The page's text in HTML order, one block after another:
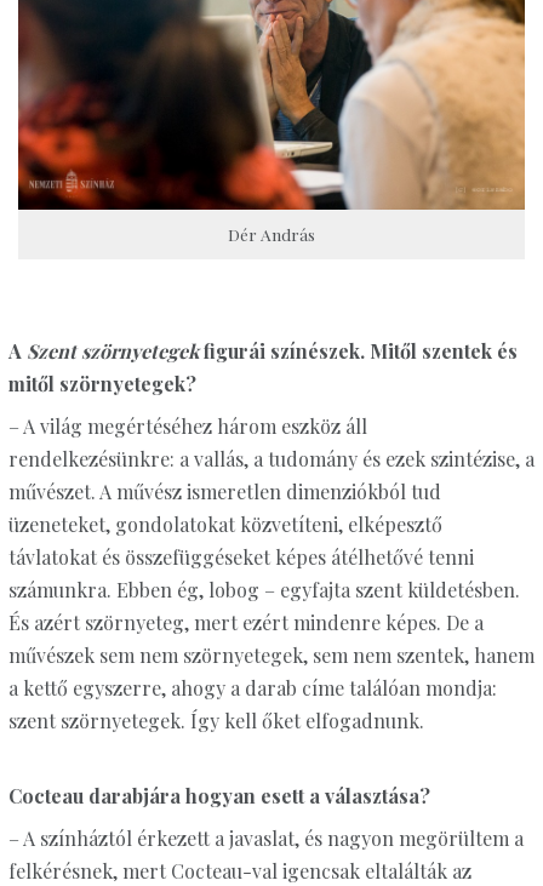
Dér András
A Szent szörnyetegekfigurái színészek. Mitől szentek és
mitől szörnyetegek?
– A világ megértéséhez három eszköz áll
rendelkezésünkre: a vallás, a tudomány és ezek szintézise, a
művészet. A művész ismeretlen dimenziókból tud
üzeneteket, gondolatokat közvetíteni, elképesztő
távlatokat és összefüggéseket képes átélhetővé tenni
számunkra. Ebben ég, lobog – egyfajta szent küldetésben.
És azért szörnyeteg, mert ezért mindenre képes. De a
művészek sem nem szörnyetegek, sem nem szentek, hanem
a kettő egyszerre, ahogy a darab címe találóan mondja:
szent szörnyetegek. Így kell őket elfogadnunk.
Cocteau darabjára hogyan esett a választása?
– A színháztól érkezett a javaslat, és nagyon megörültem a
felkérésnek, mert Cocteau-val igencsak eltalálták az